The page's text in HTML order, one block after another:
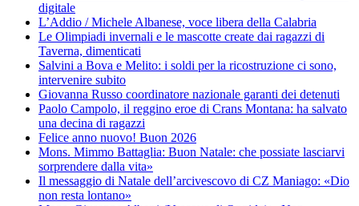
digitale
L’Addio / Michele Albanese, voce libera della Calabria
Le Olimpiadi invernali e le mascotte create dai ragazzi di
Taverna, dimenticati
Salvini a Bova e Melito: i soldi per la ricostruzione ci sono,
intervenire subito
Giovanna Russo coordinatore nazionale garanti dei detenuti
Paolo Campolo, il reggino eroe di Crans Montana: ha salvato
una decina di ragazzi
Felice anno nuovo! Buon 2026
Mons. Mimmo Battaglia: Buon Natale: che possiate lasciarvi
sorprendere dalla vita»
Il messaggio di Natale dell’arcivescovo di CZ Maniago: «Dio
non resta lontano»